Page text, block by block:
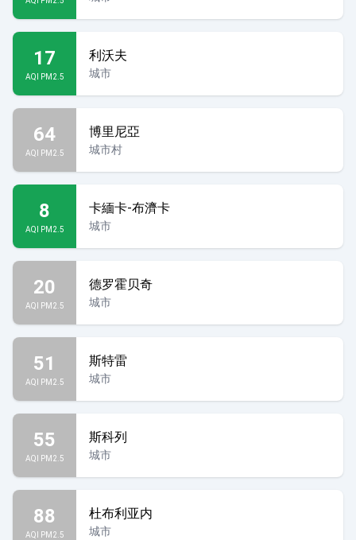
17
AQI PM2.5
利沃夫
城市
64
AQI PM2.5
博里尼亞
城市村
8
AQI PM2.5
卡緬卡-布濟卡
城市
20
AQI PM2.5
德罗霍贝奇
城市
51
AQI PM2.5
斯特雷
城市
55
AQI PM2.5
斯科列
城市
88
AQI PM2.5
杜布利亚内
城市